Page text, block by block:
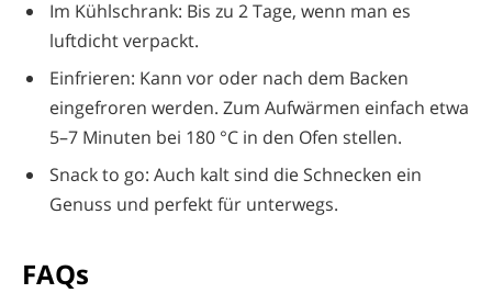
Im Kühlschrank: Bis zu 2 Tage, wenn man es
luftdicht verpackt.
Einfrieren: Kann vor oder nach dem Backen
eingefroren werden. Zum Aufwärmen einfach etwa
5–7 Minuten bei 180 °C in den Ofen stellen.
Snack to go: Auch kalt sind die Schnecken ein
Genuss und perfekt für unterwegs.
FAQs